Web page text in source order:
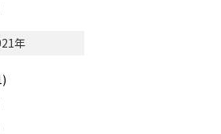
年